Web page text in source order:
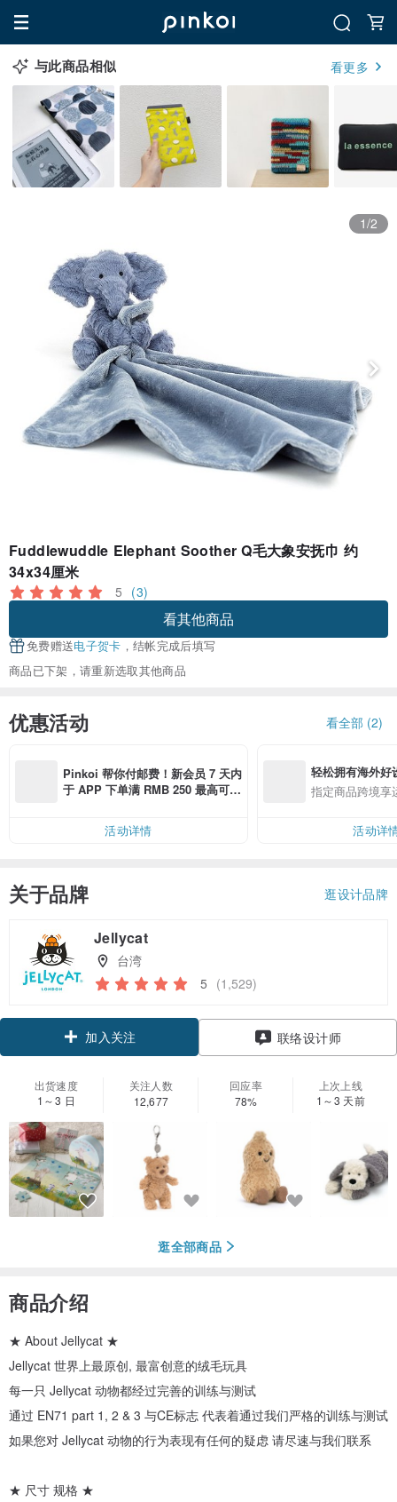
与此商品相似 看更多
1/2
Fuddlewuddle Elephant Soother Q毛大象安抚巾 约
34x34厘米
5 (3)
看其他商品
免费赠送电子贺卡 ，结帐完成后填写
商品已下架，请重新选取其他商品
优惠活动 看全部 (2)
Pinkoi 帮你付邮费！新会员 7 天内
于 APP 下单满 RMB 250 最高可折
活动详情
轻松拥有海外好
指定商品跨境享
活动详
关于品牌 逛设计品牌
Jellycat
台湾
5 (1,529)
加入关注 联络设计师
出货速度
1～3 日
关注人数
12,677
回应率
78%
上次上线
1～3 天前
逛全部商品
商品介绍
★ About Jellycat ★
Jellycat 世界上最原创, 最富创意的绒毛玩具
每一只 Jellycat 动物都经过完善的训练与测试
通过 EN71 part 1, 2 & 3 与CE标志 代表着通过我们严格的训练与测试
如果您对 Jellycat 动物的行为表现有任何的疑虑 请尽速与我们联系
★ 尺寸 规格 ★